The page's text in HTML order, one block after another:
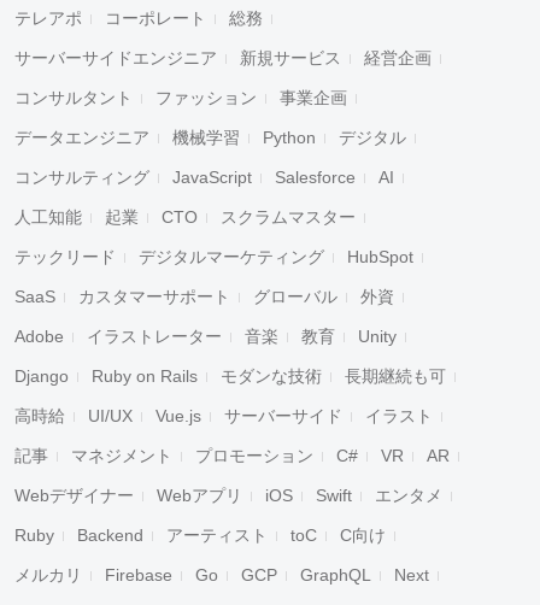
テレアポ コーポレート 総務
サーバーサイドエンジニア 新規サービス 経営企画
コンサルタント ファッション 事業企画
データエンジニア 機械学習 Python デジタル
コンサルティング JavaScript Salesforce AI
人工知能 起業 CTO スクラムマスター
テックリード デジタルマーケティング HubSpot
SaaS カスタマーサポート グローバル 外資
Adobe イラストレーター 音楽 教育 Unity
Django Ruby on Rails モダンな技術 長期継続も可
高時給 UI/UX Vue.js サーバーサイド イラスト
記事 マネジメント プロモーション C# VR AR
Webデザイナー Webアプリ iOS Swift エンタメ
Ruby Backend アーティスト toC C向け
メルカリ Firebase Go GCP GraphQL Next